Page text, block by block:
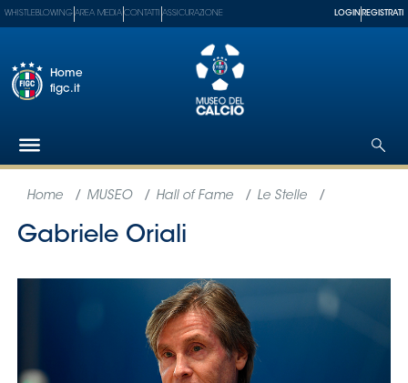
Federazione
Nazionali
Tecnici
A
WHISTLEBLOWING AREA MEDIA CONTATTI ASSICURAZIONE LOGIN REGISTRATI
Home
figc.it